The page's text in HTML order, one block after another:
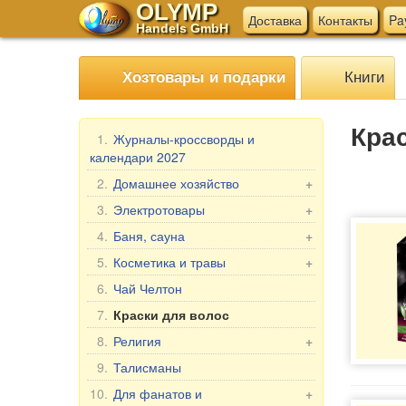
OLYMP
Handels GmbH Доставка Контакты
Хозтовары и подарки Книги
1. Журналы-кроссворды и
календари 2027
+
2. Домашнее хозяйство
Мангалы, гриль
Шампуры
Мантоварки
Товары для дома
Бытовая химия
Пельменницы, формы и ножи
для теста
Клеёнка в рулонах
Мясорубки
+
3. Электротовары
Электротовары для кухни
Прочие электротовары
+
4. Баня, сауна
Веники для бани
Текстиль для бани
Аксессуары для бани
Косметика для бани и ванны
+
5. Косметика и травы
Подарочные наборы
Бабушка Агафья
Репейник
Лошадиная Линия
Belle Jardin
6. Чай Челтон
7. Краски для волос
+
8. Религия
Иконы в машину
Настольные иконы, 2-, 3-, 4-
9. Талисманы
+
10. Для фанатов и